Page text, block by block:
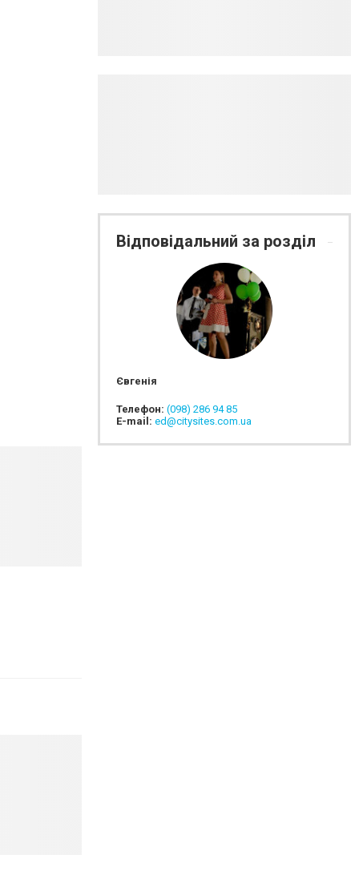
Відповідальний за розділ
Євгенія
Телефон: (098) 286 94 85
E-mail: ed@citysites.com.ua